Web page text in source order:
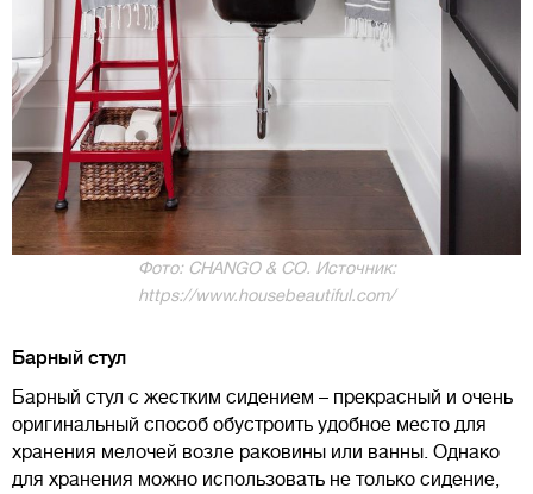
Фото: CHANGO & CO. Источник:
https://www.housebeautiful.com/
Барный стул
Барный стул с жестким сидением – прекрасный и очень
оригинальный способ обустроить удобное место для
хранения мелочей возле раковины или ванны. Однако
для хранения можно использовать не только сидение,